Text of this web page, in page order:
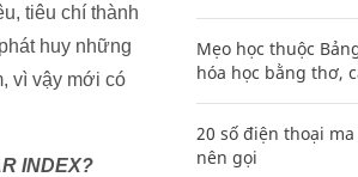
tiêu chí thành
huy những
vì vậy mới có
INDEX?
Mẹo học thuộc
hóa học bằng thơ,
20 số điện thoại
nên gọi